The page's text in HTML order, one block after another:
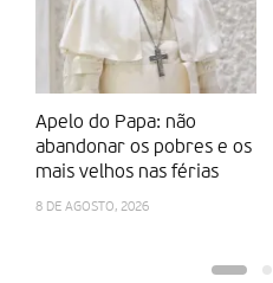
Apelo do Papa: não
abandonar os pobres e os
mais velhos nas férias
8 DE AGOSTO, 2026